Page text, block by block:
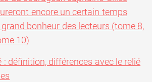
encore un certain temps
bonheur des lecteurs (tome 8,
10)
: définition, différences avec le relié